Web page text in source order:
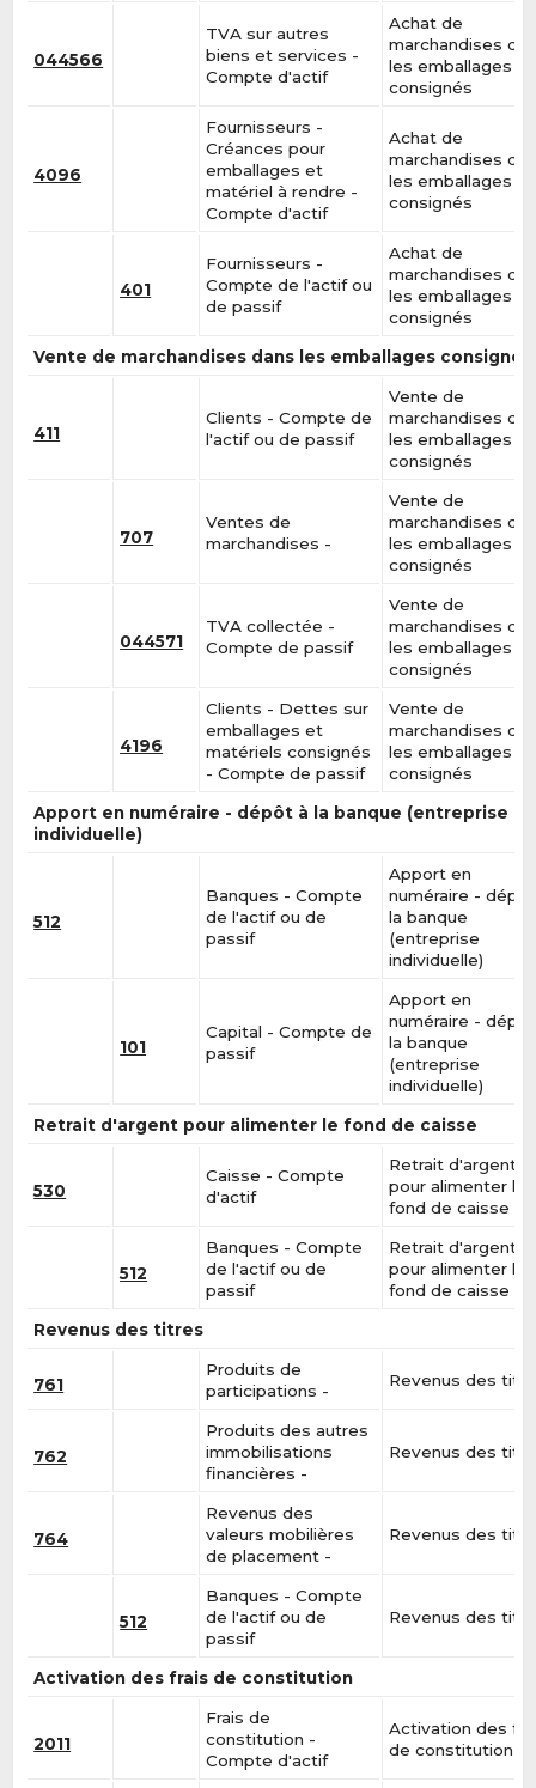
044566
TVA sur autres
biens et services -
Compte d'actif
Achat de
marchandises
les emballages
consignés
4096
Fournisseurs -
Créances pour
emballages et
matériel à rendre -
Compte d'actif
Achat de
marchandises
les emballages
consignés
401
Fournisseurs -
Compte de l'actif ou
de passif
Achat de
marchandises
les emballages
consignés
Vente de marchandises dans les emballages consignés
411
Clients - Compte de
l'actif ou de passif
Vente de
marchandises
les emballages
consignés
707
Ventes de
marchandises -
Vente de
marchandises
les emballages
consignés
044571
TVA collectée -
Compte de passif
Vente de
marchandises
les emballages
consignés
4196
Clients - Dettes sur
emballages et
matériels consignés
- Compte de passif
Vente de
marchandises
les emballages
consignés
Apport en numéraire - dépôt à la banque (entreprise
individuelle)
512
Banques - Compte
de l'actif ou de
passif
Apport en
numéraire -
la banque
(entreprise
individuelle)
101
Capital - Compte de
passif
Apport en
numéraire -
la banque
(entreprise
individuelle)
Retrait d'argent pour alimenter le fond de caisse
530
Caisse - Compte
d'actif
Retrait d'argent
pour alimenter le
fond de caisse
512
Banques - Compte
de l'actif ou de
passif
Retrait d'argent
pour alimenter le
fond de caisse
Revenus des titres
761
Produits de
participations -
Revenus des
762
Produits des autres
immobilisations
financières -
Revenus des
764
Revenus des
valeurs mobilières
de placement -
Revenus des
512
Banques - Compte
de l'actif ou de
passif
Revenus des
Activation des frais de constitution
2011
Frais de
constitution -
Compte d'actif
Activation des
de constitution